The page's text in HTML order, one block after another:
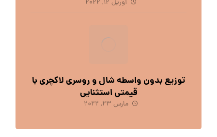
آوریل 12, 2022
توزیع بدون واسطه شال و روسری لاکچری با
قیمتی استثنایی
مارس 23, 2022